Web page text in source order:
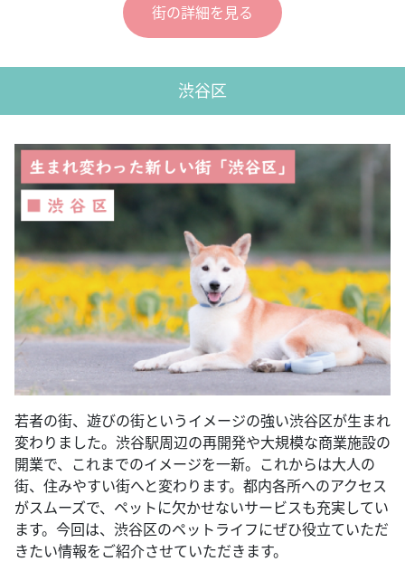
街の詳細を見る
渋谷区
若者の街、遊びの街というイメージの強い渋谷区が生まれ
変わりました。渋谷駅周辺の再開発や大規模な商業施設の
開業で、これまでのイメージを一新。これからは大人の
街、住みやすい街へと変わります。都内各所へのアクセス
がスムーズで、ペットに欠かせないサービスも充実してい
ます。今回は、渋谷区のペットライフにぜひ役立ていただ
きたい情報をご紹介させていただきます。